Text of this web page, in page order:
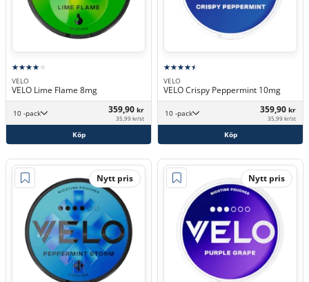
VELO
VELO Lime Flame 8mg
10 -pack 359,90 kr
35,99 kr/st
Köp
VELO
VELO Crispy Peppermint 10mg
10 -pack 359,90 kr
35,99 kr/st
Köp
Nytt pris Nytt pris